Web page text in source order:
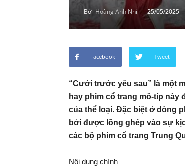
Bởi Hoàng Anh Nhi - 25/05/2025
Facebook Tweet
“Cưới trước yêu sau” là một
hay phim cổ trang mô-típ
của thể loại. Đặc biệt ở dòng
bởi được lồng ghép vào sự
các bộ phim cổ trang Trung
Nội dung chính